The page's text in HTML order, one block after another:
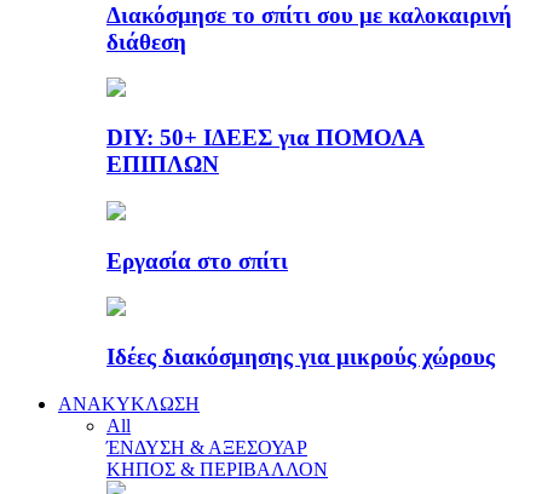
Διακόσμησε το σπίτι σου με καλοκαιρινή
διάθεση
DIY: 50+ ΙΔΕΕΣ για ΠΟΜΟΛΑ
ΕΠΙΠΛΩΝ
Εργασία στο σπίτι
Ιδέες διακόσμησης για μικρούς χώρους
ΑΝΑΚΥΚΛΩΣΗ
All
ΈΝΔΥΣΗ & ΑΞΕΣΟΥΑΡ
ΚΗΠΟΣ & ΠΕΡΙΒΑΛΛΟΝ